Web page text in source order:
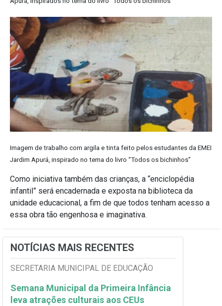
Imagem de trabalho com argila e tinta feito pelos estudantes da EMEI
Jardim Apurá, inspirado no tema do livro “Todos os bichinhos”
Como iniciativa também das crianças, a “enciclopédia
infantil” será encadernada e exposta na biblioteca da
unidade educacional, a fim de que todos tenham acesso a
essa obra tão engenhosa e imaginativa.
NOTÍCIAS MAIS RECENTES
SECRETARIA MUNICIPAL DE EDUCAÇÃO
Semana Municipal da Primeira Infância
leva atrações culturais aos CEUs